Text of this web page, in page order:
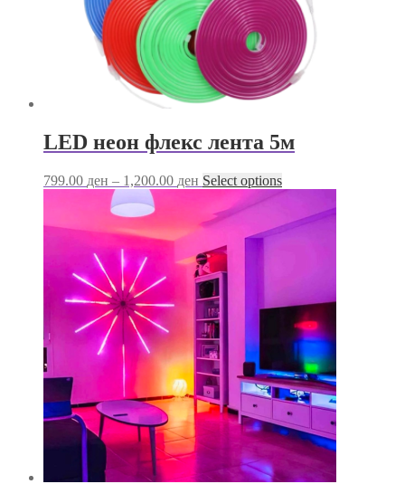
LED неон флекс лента 5м
799.00 ден – 1,200.00 ден Price
799.00 ден
through
1,200.00 ден
Select optionsThis
product
multiple
be
chosen
on
the
product
page